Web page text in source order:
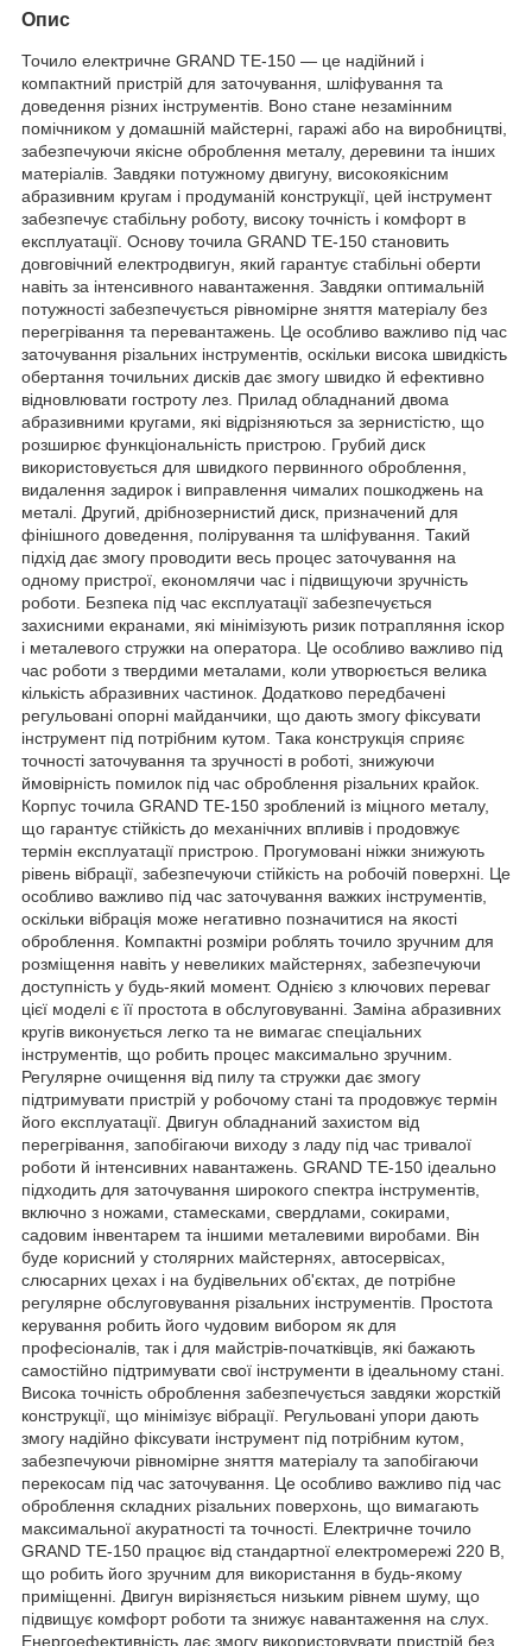
Опис
Точило електричне GRAND ТЕ-150 — це надійний і
компактний пристрій для заточування, шліфування та
доведення різних інструментів. Воно стане незамінним
помічником у домашній майстерні, гаражі або на виробництві,
забезпечуючи якісне оброблення металу, деревини та інших
матеріалів. Завдяки потужному двигуну, високоякісним
абразивним кругам і продуманій конструкції, цей інструмент
забезпечує стабільну роботу, високу точність і комфорт в
експлуатації. Основу точила GRAND ТЕ-150 становить
довговічний електродвигун, який гарантує стабільні оберти
навіть за інтенсивного навантаження. Завдяки оптимальній
потужності забезпечується рівномірне зняття матеріалу без
перегрівання та перевантажень. Це особливо важливо під час
заточування різальних інструментів, оскільки висока швидкість
обертання точильних дисків дає змогу швидко й ефективно
відновлювати гостроту лез. Прилад обладнаний двома
абразивними кругами, які відрізняються за зернистістю, що
розширює функціональність пристрою. Грубий диск
використовується для швидкого первинного оброблення,
видалення задирок і виправлення чималих пошкоджень на
металі. Другий, дрібнозернистий диск, призначений для
фінішного доведення, полірування та шліфування. Такий
підхід дає змогу проводити весь процес заточування на
одному пристрої, економлячи час і підвищуючи зручність
роботи. Безпека під час експлуатації забезпечується
захисними екранами, які мінімізують ризик потрапляння іскор
і металевого стружки на оператора. Це особливо важливо під
час роботи з твердими металами, коли утворюється велика
кількість абразивних частинок. Додатково передбачені
регульовані опорні майданчики, що дають змогу фіксувати
інструмент під потрібним кутом. Така конструкція сприяє
точності заточування та зручності в роботі, знижуючи
ймовірність помилок під час оброблення різальних крайок.
Корпус точила GRAND ТЕ-150 зроблений із міцного металу,
що гарантує стійкість до механічних впливів і продовжує
термін експлуатації пристрою. Прогумовані ніжки знижують
рівень вібрації, забезпечуючи стійкість на робочій поверхні. Це
особливо важливо під час заточування важких інструментів,
оскільки вібрація може негативно позначитися на якості
оброблення. Компактні розміри роблять точило зручним для
розміщення навіть у невеликих майстернях, забезпечуючи
доступність у будь-який момент. Однією з ключових переваг
цієї моделі є її простота в обслуговуванні. Заміна абразивних
кругів виконується легко та не вимагає спеціальних
інструментів, що робить процес максимально зручним.
Регулярне очищення від пилу та стружки дає змогу
підтримувати пристрій у робочому стані та продовжує термін
його експлуатації. Двигун обладнаний захистом від
перегрівання, запобігаючи виходу з ладу під час тривалої
роботи й інтенсивних навантажень. GRAND ТЕ-150 ідеально
підходить для заточування широкого спектра інструментів,
включно з ножами, стамесками, свердлами, сокирами,
садовим інвентарем та іншими металевими виробами. Він
буде корисний у столярних майстернях, автосервісах,
слюсарних цехах і на будівельних об'єктах, де потрібне
регулярне обслуговування різальних інструментів. Простота
керування робить його чудовим вибором як для
професіоналів, так і для майстрів-початківців, які бажають
самостійно підтримувати свої інструменти в ідеальному стані.
Висока точність оброблення забезпечується завдяки жорсткій
конструкції, що мінімізує вібрації. Регульовані упори дають
змогу надійно фіксувати інструмент під потрібним кутом,
забезпечуючи рівномірне зняття матеріалу та запобігаючи
перекосам під час заточування. Це особливо важливо під час
оброблення складних різальних поверхонь, що вимагають
максимальної акуратності та точності. Електричне точило
GRAND ТЕ-150 працює від стандартної електромережі 220 В,
що робить його зручним для використання в будь-якому
приміщенні. Двигун вирізняється низьким рівнем шуму, що
підвищує комфорт роботи та знижує навантаження на слух.
Енергоефективність дає змогу використовувати пристрій без